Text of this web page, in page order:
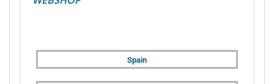
Spain